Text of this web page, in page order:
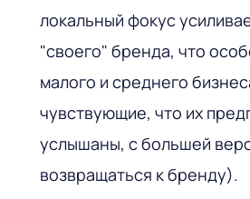
локальный фокус
"своего" бренда, что
малого и среднего
чувствующие, что их
услышаны, с большей
возвращаться к бренду).